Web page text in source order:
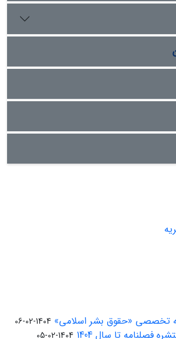
تخصصی «حقوق بشر اسلامی» 1404-02-06
فصلنامه تا سال 1404 1404-02-05